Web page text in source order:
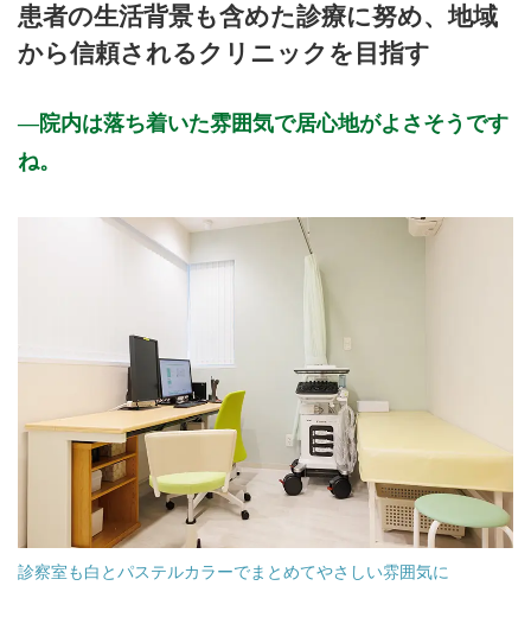
9:00〜12:30
● ● ●
●
9:00〜14:00
●
機関ホームページ、またはお電話にてご確認ください。
>>病院なびで医療機関の詳細を見る
初診受付
患者の生活背景も含めた診療に努め、地域
から信頼されるクリニックを目指す
院内は落ち着いた雰囲気で居心地がよさそうです
ね。
診察室も白とパステルカラーでまとめてやさしい雰囲気に